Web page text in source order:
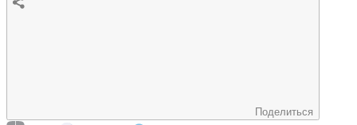
Поделиться